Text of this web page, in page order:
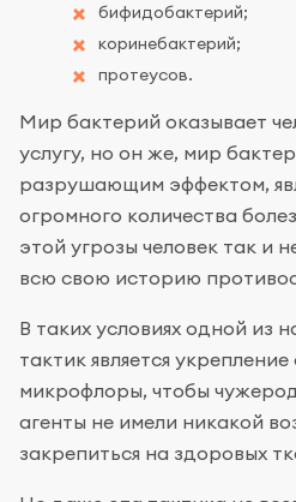
бифидобактерий;
коринебактерий;
протеусов.
Мир бактерий оказывает
услугу, но он же, мир
разрушающим эффектом,
огромного количества
этой угрозы человек так и
всю свою историю
В таких условиях одной из
тактик является
микрофлоры, чтобы
агенты не имели никакой
закрепиться на здоровых